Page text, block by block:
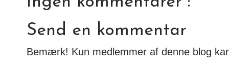
Send en kommentar
Bemærk! Kun medlemmer af denne blog